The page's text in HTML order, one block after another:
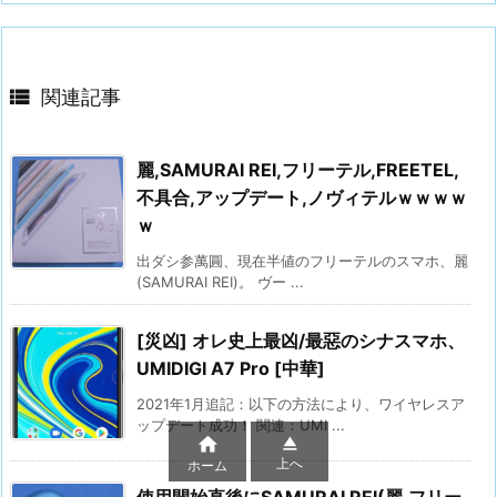
 関連記事
麗,SAMURAI REI,フリーテル,FREETEL,
不具合,アップデート,ノヴィテルｗｗｗｗ
ｗ
出ダシ参萬圓、現在半値のフリーテルのスマホ、麗
(SAMURAI REI)。 ヴー ...
[災凶] オレ史上最凶/最惡のシナスマホ、
UMIDIGI A7 Pro [中華]
2021年1月追記：以下の方法により、ワイヤレスア
ップデート成功！ 関連：UMI ...

ホーム

上へ